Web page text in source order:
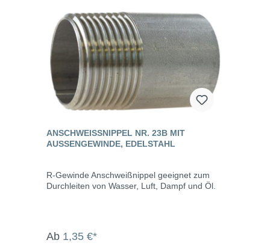
ANSCHWEISSNIPPEL NR. 23B MIT A
USSENGEWINDE, EDELSTAHL
R-Gewinde Anschweißnippel geeignet zum
Durchleiten von Wasser, Luft, Dampf und Öl.
Ab 1,35 €*